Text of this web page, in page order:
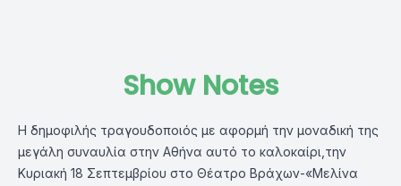
Show Notes
Η δημοφιλής τραγουδοποιός με αφορμή την μοναδική της
μεγάλη συναυλία στην Αθήνα αυτό το καλοκαίρι,την
Κυριακή 18 Σεπτεμβρίου στο Θέατρο Βράχων-«Μελίνα